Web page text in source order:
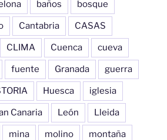
baños bosque
Cantabria CASAS
CLIMA Cuenca cueva
fuente Granada guerra
Huesca iglesia
Canaria León Lleida
mina molino montaña